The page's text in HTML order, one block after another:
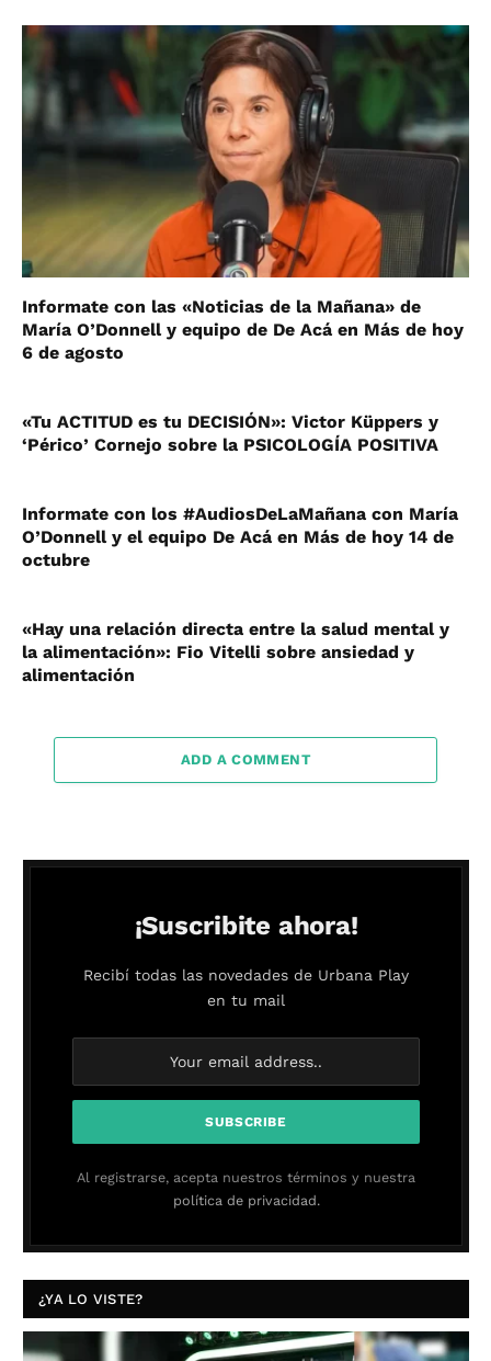
Informate con las «Noticias de la Mañana» de
María O’Donnell y equipo de De Acá en Más de hoy
6 de agosto
«Tu ACTITUD es tu DECISIÓN»: Victor Küppers y
‘Périco’ Cornejo sobre la PSICOLOGÍA POSITIVA
Informate con los #AudiosDeLaMañana con María
O’Donnell y el equipo De Acá en Más de hoy 14 de
octubre
«Hay una relación directa entre la salud mental y
la alimentación»: Fio Vitelli sobre ansiedad y
alimentación
ADD A COMMENT
¡Suscribite ahora!
Recibí todas las novedades de Urbana Play
en tu mail
Al registrarse, acepta nuestros términos y nuestra
política de privacidad.
¿YA LO VISTE?